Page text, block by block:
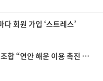
회원 가입 ‘스트레스’
합 “연안 해운 이용 촉진 기